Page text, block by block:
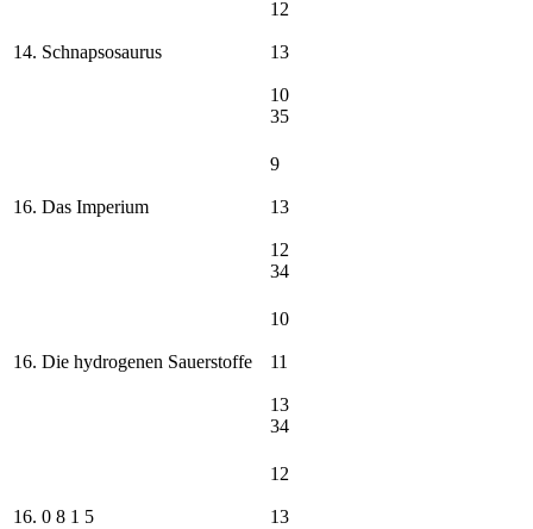
14. Schnapsosaurus
12
13
10
35
16. Das Imperium
9
13
12
34
16. Die hydrogenen Sauerstoffe
10
11
13
34
16. 0 8 1 5
12
13